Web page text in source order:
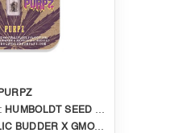
PURPZ
HUMBOLDT SEED COMPANY
BUDDER X GMO X CF-50